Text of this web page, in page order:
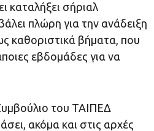
καταλήξει σήριαλ
πλώρη για την ανάδειξη
καθοριστικά βήματα, που
εβδομάδες για να
του ΤΑΙΠΕΔ
ακόμα και στις αρχές